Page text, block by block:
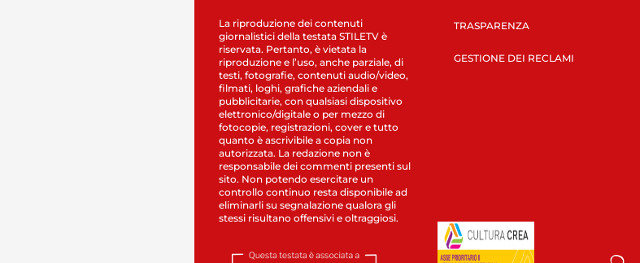
La riproduzione dei contenuti
giornalistici della testata STILETV è
riservata. Pertanto, è vietata la
riproduzione e l’uso, anche parziale, di
testi, fotografie, contenuti audio/video,
filmati, loghi, grafiche aziendali e
pubblicitarie, con qualsiasi dispositivo
elettronico/digitale o per mezzo di
fotocopie, registrazioni, cover e tutto
quanto è ascrivibile a copia non
autorizzata. La redazione non è
responsabile dei commenti presenti sul
sito. Non potendo esercitare un
controllo continuo resta disponibile ad
eliminarli su segnalazione qualora gli
stessi risultano offensivi e oltraggiosi.
TRASPARENZA
GESTIONE DEI RECLAMI